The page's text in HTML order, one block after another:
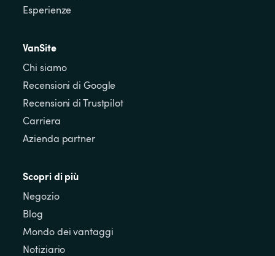
Esperienze
VanSite
Chi siamo
Recensioni di Google
Recensioni di Trustpilot
Carriera
Azienda partner
Scopri di più
Negozio
Blog
Mondo dei vantaggi
Notiziario